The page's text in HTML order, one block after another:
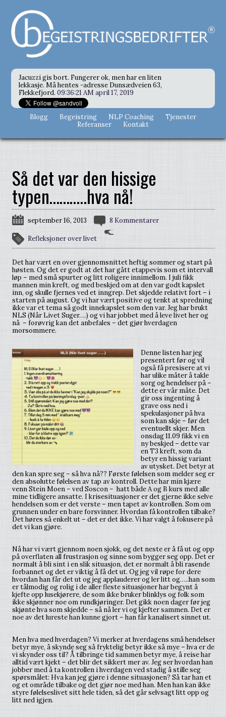
Jacuzzi gis bort. Fungerer ok, men har en liten
lekkasje. Må hentes -adresse Dunsædveien 63,
Flekkefjord. 09:36:21 AM april 17, 2019
Blogg Begeistring NLP Coaching
Tjenester
Referanser
Kontakt
Så det var den hissige
typen………..hva nå!
september 16, 2013 8 Kommentarer
Refleksjoner over livet
Det har vært en over gjennomsnittet heftig sommer og start på
høsten. Og det er godt at det har gått etappevis som et intervall
løp – med små spurter og litt roligere innimellom. I juli fikk
mannen min kreft, og med beskjed om at den var godt kapslet
inn, og skulle fjernes ved et inngrep. Det skjedde relativt fort – i
starten på august. Og vi har vært positive og tenkt at spredning
ikke var et tema så godt innekapslet som den var. Jeg har brukt
NLS (Når Livet Suger….) og vi har jobbet med å leve livet her og
nå – forøvrig kan det anbefales – det gjør hverdagen
morsommere.
Denne listen har jeg
presentert før og vil
også få presisere at vi
har ulike måter å takle
sorg og hendelser på –
dette er vår måte. Det
gir oss ingenting å
grave oss ned i
spekulasjoner på hva
som kan skje – før det
eventuellt skjer. Men
onsdag 11.09 fikk vi en
ny beskjed – dette var
en T3 kreft, som da
betyr en hissig variant
av utysket. Det betyr at
den kan spre seg – så hva nå?? Første følelsen som melder seg er
den absolutte følelsen av tap av kontroll. Dette har min kjære
venn Stein Moen – ved Soscon – hatt både A og B kurs med alle
mine tidligere ansatte. I krisesituasjoner er det gjerne ikke selve
hendelsen som er det verste – men tapet av kontrollen. Som om
grunnen under en bare forsvinner. Hvordan få kontrollen tilbake?
Det høres så enkelt ut – det er det ikke. Vi har valgt å fokusere på
det vi kan gjøre.
Nå har vi vært gjennom noen sjokk, og det neste er å få ut og opp
på overflaten all frustrasjon og sinne som bygger seg opp. Det er
normalt å bli sint i en slik situasjon, det er normalt å bli rasende
forbannet og det er viktig å få det ut. Og jeg vil røpe for dere
hvordan han får det ut og jeg applauderer og ler litt og…..han som
er tålmodig og rolig i de aller fleste situasjoner har begynt å
kjefte opp lusekjørere, de som ikke bruker blinklys og folk som
ikke skjønner noe om rundkjøringer. Det gikk noen dager før jeg
skjønte hva som skjedde – så nå ler vi og kjefter sammen. Det er
noe av det lureste han kunne gjort – han får kanalisert sinnet ut.
Men hva med hverdagen? Vi merker at hverdagens små hendelser
betyr mye, å skynde seg så fryktelig betyr ikke så mye – hva er de
vi skynder oss til? Å tilbringe tid sammen betyr mye, å reise har
alltid vært kjekt – det blir det sikkert mer av. Jeg ser hvordan han
jobber med å ta kontrollen i hverdagen ved stadig å stille seg
spørsmålet: Hva kan jeg gjøre i denne situasjonen? Så tar han et
og et område tilbake og det gjør noe med han. Men han kan ikke
styre følelseslivet sitt hele tiden, så det går selvsagt litt opp og
litt ned igjen.